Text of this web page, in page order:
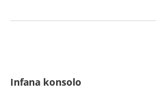
Infana konsolo